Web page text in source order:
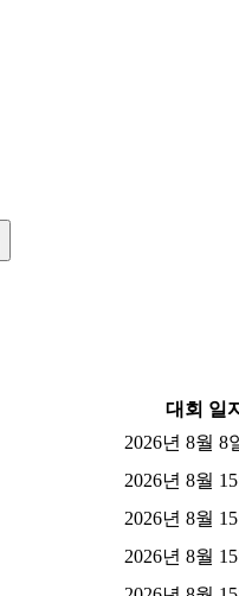
대회 일
2026년 8월 8
2026년 8월
2026년 8월
2026년 8월